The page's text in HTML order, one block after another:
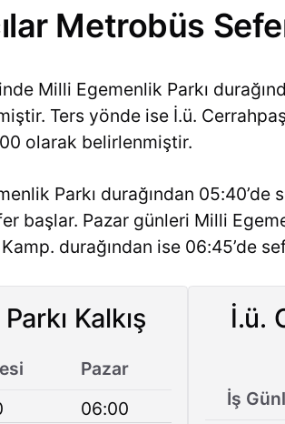
Metrobüs
Milli Egemenlik Parkı
Ters yönde ise İ.ü.
olarak belirlenmiştir.
Parkı durağından 05:40’de
başlar. Pazar günleri Milli
durağından ise 06:45’de
Kalkış
Pazar
06:00
İ.ü.
İş